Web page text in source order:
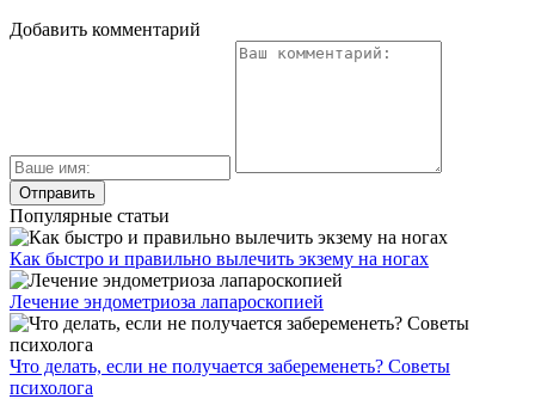
Добавить комментарий
Популярные статьи
Как быстро и правильно вылечить экзему на ногах
Лечение эндометриоза лапароскопией
Что делать, если не получается забеременеть? Советы
психолога